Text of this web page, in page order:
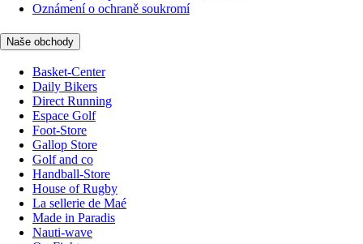
Oznámení o ochraně soukromí
Naše obchody
Basket-Center
Daily Bikers
Direct Running
Espace Golf
Foot-Store
Gallop Store
Golf and co
Handball-Store
House of Rugby
La sellerie de Maé
Made in Paradis
Nauti-wave